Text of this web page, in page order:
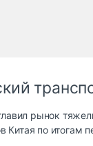
рынок
Китая по итогам